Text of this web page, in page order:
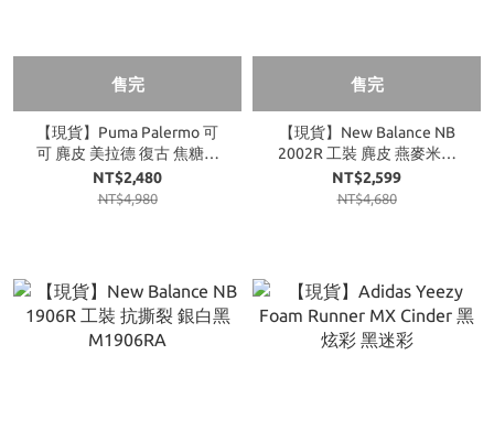
售完
【現貨】Puma Palermo 可
可 麂皮 美拉德 復古 焦糖底
金標 焦糖餅乾
NT$2,480
NT$4,980
售完
【現貨】New Balance NB
2002R 工裝 麂皮 燕麥米杏
M2002RCC
NT$2,599
NT$4,680